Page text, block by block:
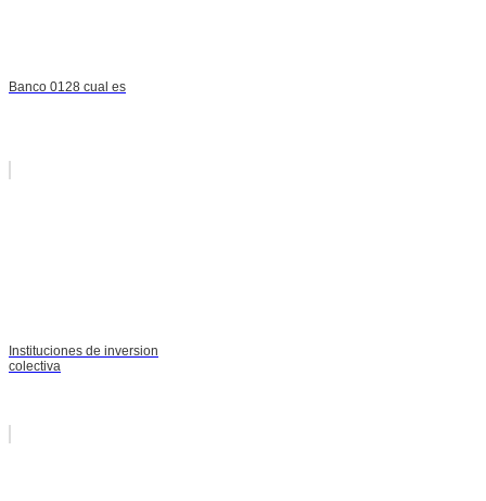
Banco 0128 cual es
Instituciones de inversion
colectiva